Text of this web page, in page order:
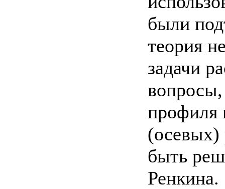
были
теория
задачи
профиля
(осевых)
быть
Ренкина.